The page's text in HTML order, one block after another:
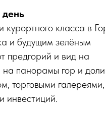
день
класса в
и будущим зелёным
предгорий и вид на
на панорамы гор и
торговыми галереями,
инвестиций.